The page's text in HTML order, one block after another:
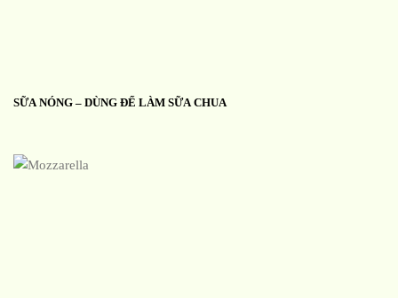
SỮA NÓNG – DÙNG ĐỂ LÀM SỮA CHUA